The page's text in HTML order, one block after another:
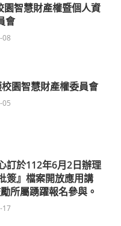
園智慧財產權暨個人資
會
08
園智慧財產權委員會
05
訂於112年6月2日辦理
簽』檔案開放應用講
所屬踴躍報名參與。
17